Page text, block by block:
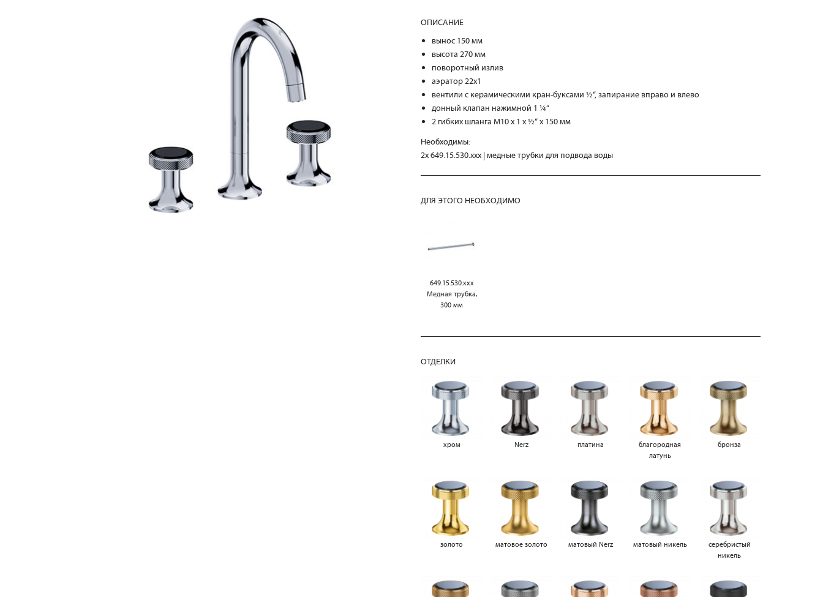
ОПИСАНИЕ
вынос 150 мм
высота 270 мм
поворотный излив
аэратор 22х1
вентили с керамическими кран-буксами ½“, запирание вправо и влево
донный клапан нажимной 1 ¼“
2 гибких шланга M10 x 1 x ½“ x 150 мм
Необходимы:
2x 649.15.530.xxx | медные трубки для подвода воды
ДЛЯ ЭТОГО НЕОБХОДИМО
649.15.530.xxx
Медная трубка,
300 мм
ОТДЕЛКИ
хром Nerz платина
благородная
латунь
бронза
золото матовое золото матовый Nerz матовый никель
серебристый
никель